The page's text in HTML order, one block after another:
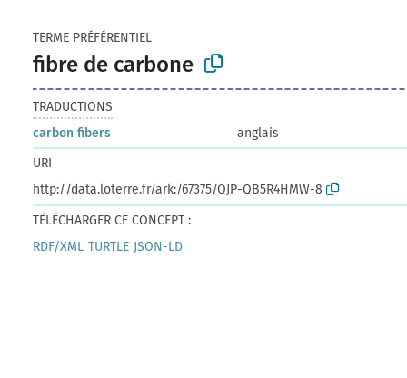
TERME PRÉFÉRENTIEL
fibre de carbone
TRADUCTIONS
carbon fibers
anglais
URI
http://data.loterre.fr/ark:/67375/QJP-QB5R4HMW-8
TÉLÉCHARGER CE CONCEPT :
RDF/XML TURTLE JSON-LD